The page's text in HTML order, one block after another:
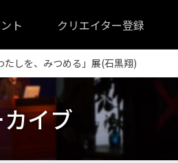
ト クリエイター登録
たしを、みつめる」展(石黒翔)
イブ